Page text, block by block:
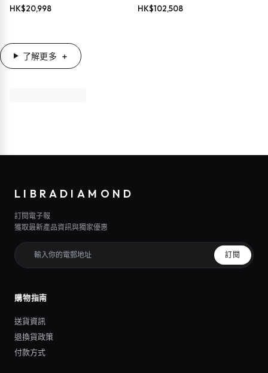
HK$20,998 HK$102,508
了解更多
LIBRADIAMOND
訂閱電子報
獲取最新產品資訊與獨家優惠
訂閱
購物指南
送貨資訊
退換貨政策
付款方式